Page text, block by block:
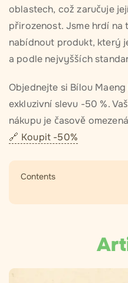
oblastech, což zaručuje
přirozenost. Jsme hrdí na
nabídnout produkt, který
a podle nejvyšších
Objednejte si Bílou
exkluzivní slevu -50 %.
nákupu je časově
Koupit -50%
Contents